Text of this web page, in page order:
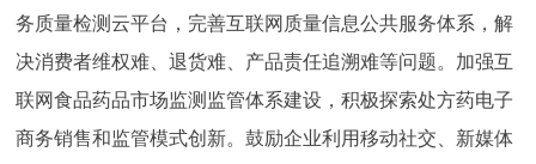
务质量检测云平台，完善互联网质量信息公共服务体系，解
决消费者维权难、退货难、产品责任追溯难等问题。加强互
联网食品药品市场监测监管体系建设，积极探索处方药电子
商务销售和监管模式创新。鼓励企业利用移动社交、新媒体